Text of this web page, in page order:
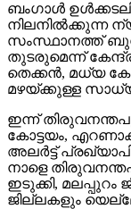
ബംഗാള്‍
നിലനില്‍ക്കുന്ന
സംസ്ഥാനത്ത്
തുടരുമെന്ന്
തെക്കന്‍, മധ്യ
മഴയ്ക്കുള്ള
ഇന്ന്
കോട്ടയം,
അലര്‍ട്ട്
നാളെ
ഇടുക്കി,
ജില്ലകളും